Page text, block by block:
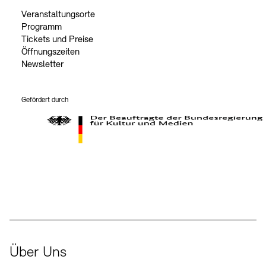
Veranstaltungsorte
Programm
Tickets und Preise
Öffnungszeiten
Newsletter
Gefördert durch
Über Uns